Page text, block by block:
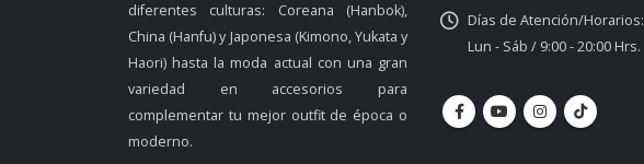
diferentes culturas: Coreana (Hanbok),
China (Hanfu) y Japonesa (Kimono, Yukata y
Haori) hasta la moda actual con una gran
variedad en accesorios para
complementar tu mejor outfit de época o
moderno.
Días de Atención/Horarios:
Lun - Sáb / 9:00 - 20:00 Hrs.